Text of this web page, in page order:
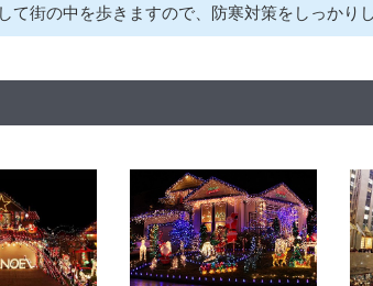
て街の中を歩きますので、防寒対策をしっかり